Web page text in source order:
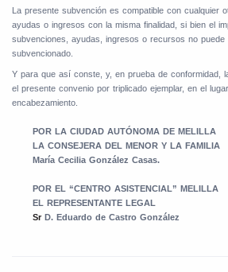
La presente subvención es compatible con cualquier
ayudas o ingresos con la misma finalidad, si bien el
subvenciones, ayudas, ingresos o recursos no
subvencionado.
Y para que así conste, y, en prueba de conformidad,
el presente convenio por triplicado ejemplar, en el
encabezamiento.
POR LA CIUDAD AUTÓNOMA DE MELILLA
LA CONSEJERA DEL MENOR Y LA FAMILIA
María Cecilia González Casas.
POR EL“CENTRO ASISTENCIAL” MELILLA
EL REPRESENTANTE LEGAL
Sr D. Eduardo de Castro González